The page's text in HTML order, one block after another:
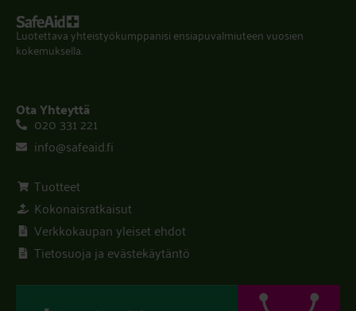
Luotettava yhteistyökumppanisi ensiapuvalmiuteen vuosien
kokemuksella.
Ota Yhteyttä
020 331 221
info@safeaid.fi
Tuotteet
Kokonaisratkaisut
Verkkokaupan yleiset ehdot
Tietosuoja ja evästekäytäntö